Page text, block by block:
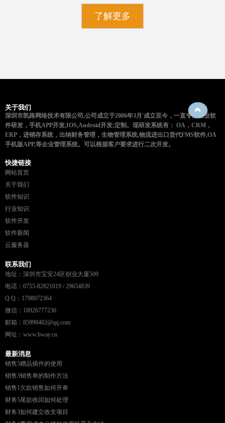
了解更多
关于我们
深圳市凯路网络技术有限公司,公司成立于2006年3月'成立至今，一直专注企业软
件研发，手机APP开发,IOS,Android开发;定制。现研发系统有： OA，CRM，
ERP，进销存系统，出纳财务管理，生物管理系统,物流进出口货代FMS软件,OA
手机版APP,等企业管理系统。可以根据客户要求进行二次开发。
快捷链接
网站首页
关于我们
软件知识
行业知识
软件开发
软件新闻
云服务器
联系我们
地址：深圳市宝安24区创业大厦509
电话：0755-82821019 / 29654839
Q Q：1798972364
微信：18926777236
邮箱：85998402@qq.com
网址：www.bway.cn
最新消息
销售5赠品插件的使用
销售3销售单的制作方法
销售1欠款销售如何开单
财务5尾款收回如何处理
财务3如何建立收支项目